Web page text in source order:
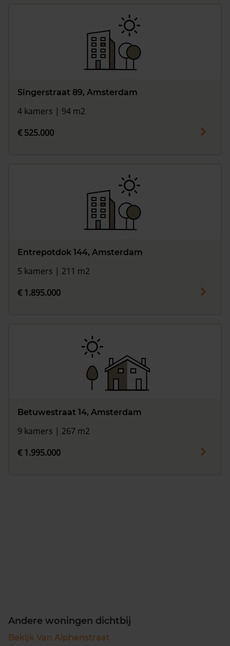
Singerstraat 89, Amsterdam
4 kamers | 94 m2
€ 525.000
Entrepotdok 144, Amsterdam
5 kamers | 211 m2
€ 1.895.000
Betuwestraat 14, Amsterdam
9 kamers | 267 m2
€ 1.995.000
Andere woningen dichtbij
Bekijk Van Alphenstraat